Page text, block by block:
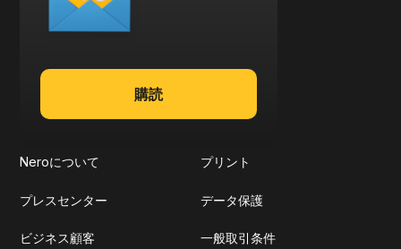
購読
Neroについて
プレスセンター
ビジネス顧客
プリント
データ保護
一般取引条件